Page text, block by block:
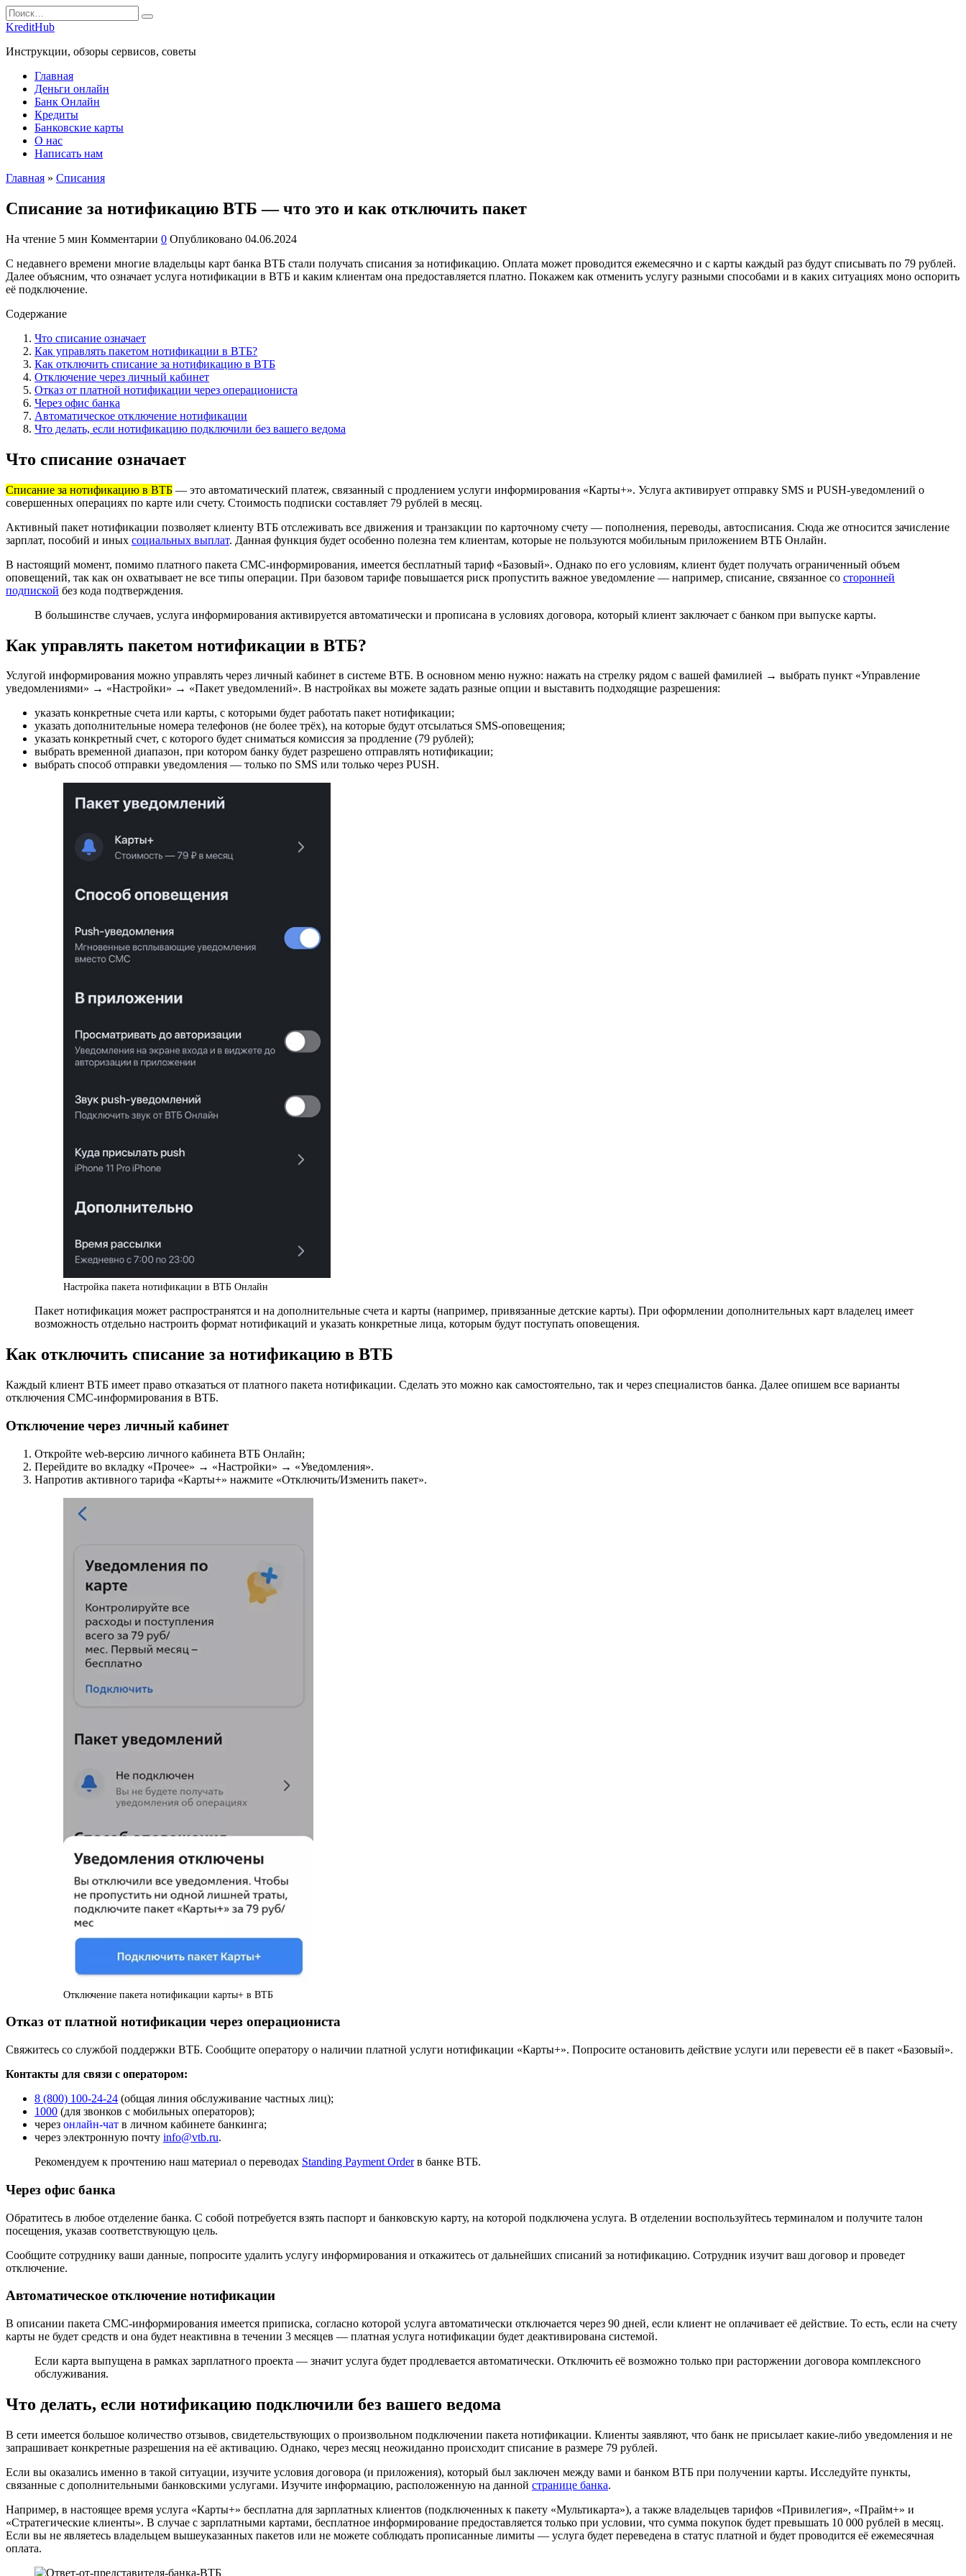
Перейти
к
Search
for:
KreditHub
Инструкции, обзоры сервисов, советы
Главная
Деньги онлайн
Банк Онлайн
Кредиты
Банковские карты
О нас
Написать нам
Главная » Списания
Списание за нотификацию ВТБ — что это и как отключить пакет
На чтение 5 мин Комментарии 0 Опубликовано 04.06.2024
С недавнего времени многие владельцы карт банка ВТБ стали получать списания за нотификацию. Оплата может проводится ежемесячно и с карты каждый раз будут списывать по 79 рублей.
Далее объясним, что означает услуга нотификации в ВТБ и каким клиентам она предоставляется платно. Покажем как отменить услугу разными способами и в каких ситуациях моно оспорить
её подключение.
Содержание
Что списание означает
Как управлять пакетом нотификации в ВТБ?
Как отключить списание за нотификацию в ВТБ
Отключение через личный кабинет
Отказ от платной нотификации через операциониста
Через офис банка
Автоматическое отключение нотификации
Что делать, если нотификацию подключили без вашего ведома
Что списание означает
Списание за нотификацию в ВТБ — это автоматический платеж, связанный с продлением услуги информирования «Карты+». Услуга активирует отправку SMS и PUSH-уведомлений о
совершенных операциях по карте или счету. Стоимость подписки составляет 79 рублей в месяц.
Активный пакет нотификации позволяет клиенту ВТБ отслеживать все движения и транзакции по карточному счету — пополнения, переводы, автосписания. Сюда же относится зачисление
зарплат, пособий и иных социальных выплат. Данная функция будет особенно полезна тем клиентам, которые не пользуются мобильным приложением ВТБ Онлайн.
В настоящий момент, помимо платного пакета СМС-информирования, имеется бесплатный тариф «Базовый». Однако по его условиям, клиент будет получать ограниченный объем
оповещений, так как он охватывает не все типы операции. При базовом тарифе повышается риск пропустить важное уведомление — например, списание, связанное со сторонней
подпиской без кода подтверждения.
В большинстве случаев, услуга информирования активируется автоматически и прописана в условиях договора, который клиент заключает с банком при выпуске карты.
Как управлять пакетом нотификации в ВТБ?
Услугой информирования можно управлять через личный кабинет в системе ВТБ. В основном меню нужно: нажать на стрелку рядом с вашей фамилией → выбрать пункт «Управление
уведомлениями» → «Настройки» → «Пакет уведомлений». В настройках вы можете задать разные опции и выставить подходящие разрешения:
указать конкретные счета или карты, с которыми будет работать пакет нотификации;
указать дополнительные номера телефонов (не более трёх), на которые будут отсылаться SMS-оповещения;
указать конкретный счет, с которого будет сниматься комиссия за продление (79 рублей);
выбрать временной диапазон, при котором банку будет разрешено отправлять нотификации;
выбрать способ отправки уведомления — только по SMS или только через PUSH.
Настройка пакета нотификации в ВТБ Онлайн
Пакет нотификация может распространятся и на дополнительные счета и карты (например, привязанные детские карты). При оформлении дополнительных карт владелец имеет
возможность отдельно настроить формат нотификаций и указать конкретные лица, которым будут поступать оповещения.
Как отключить списание за нотификацию в ВТБ
Каждый клиент ВТБ имеет право отказаться от платного пакета нотификации. Сделать это можно как самостоятельно, так и через специалистов банка. Далее опишем все варианты
отключения СМС-информирования в ВТБ.
Отключение через личный кабинет
Откройте web-версию личного кабинета ВТБ Онлайн;
Перейдите во вкладку «Прочее» → «Настройки» → «Уведомления».
Напротив активного тарифа «Карты+» нажмите «Отключить/Изменить пакет».
Отключение пакета нотификации карты+ в ВТБ
Отказ от платной нотификации через операциониста
Свяжитесь со службой поддержки ВТБ. Сообщите оператору о наличии платной услуги нотификации «Карты+». Попросите остановить действие услуги или перевести её в пакет «Базовый».
Контакты для связи с оператором:
8 (800) 100-24-24 (общая линия обслуживание частных лиц);
1000 (для звонков с мобильных операторов);
через онлайн-чат в личном кабинете банкинга;
через электронную почту info@vtb.ru.
Рекомендуем к прочтению наш материал о переводах Standing Payment Orderв банке ВТБ.
Через офис банка
Обратитесь в любое отделение банка. С собой потребуется взять паспорт и банковскую карту, на которой подключена услуга. В отделении воспользуйтесь терминалом и получите талон
посещения, указав соответствующую цель.
Сообщите сотруднику ваши данные, попросите удалить услугу информирования и откажитесь от дальнейших списаний за нотификацию. Сотрудник изучит ваш договор и проведет
отключение.
Автоматическое отключение нотификации
В описании пакета СМС-информирования имеется приписка, согласно которой услуга автоматически отключается через 90 дней, если клиент не оплачивает её действие. То есть, если на счету
карты не будет средств и она будет неактивна в течении 3 месяцев — платная услуга нотификации будет деактивирована системой.
Если карта выпущена в рамках зарплатного проекта — значит услуга будет продлевается автоматически. Отключить её возможно только при расторжении договора комплексного
обслуживания.
Что делать, если нотификацию подключили без вашего ведома
В сети имеется большое количество отзывов, свидетельствующих о произвольном подключении пакета нотификации. Клиенты заявляют, что банк не присылает какие-либо уведомления и не
запрашивает конкретные разрешения на её активацию. Однако, через месяц неожиданно происходит списание в размере 79 рублей.
Если вы оказались именно в такой ситуации, изучите условия договора (и приложения), который был заключен между вами и банком ВТБ при получении карты. Исследуйте пункты,
связанные с дополнительными банковскими услугами. Изучите информацию, расположенную на данной странице банка.
Например, в настоящее время услуга «Карты+» бесплатна для зарплатных клиентов (подключенных к пакету «Мультикарта»), а также владельцев тарифов «Привилегия», «Прайм+» и
«Стратегические клиенты». В случае с зарплатными картами, бесплатное информирование предоставляется только при условии, что сумма покупок будет превышать 10 000 рублей в месяц.
Если вы не являетесь владельцем вышеуказанных пакетов или не можете соблюдать прописанные лимиты — услуга будет переведена в статус платной и будет проводится её ежемесячная
оплата.